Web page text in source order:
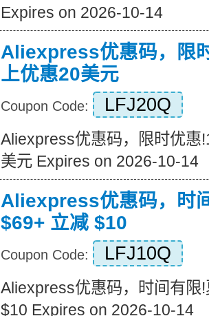
Expires on 2026-10-14
Aliexpress优惠码，限
上优惠20美元
Coupon Code: LFJ20Q
Aliexpress优惠码，限时优惠
美元 Expires on 2026-10-14
Aliexpress优惠码，时
$69+ 立减 $10
Coupon Code: LFJ10Q
Aliexpress优惠码，时间有限
$10 Expires on 2026-10-14